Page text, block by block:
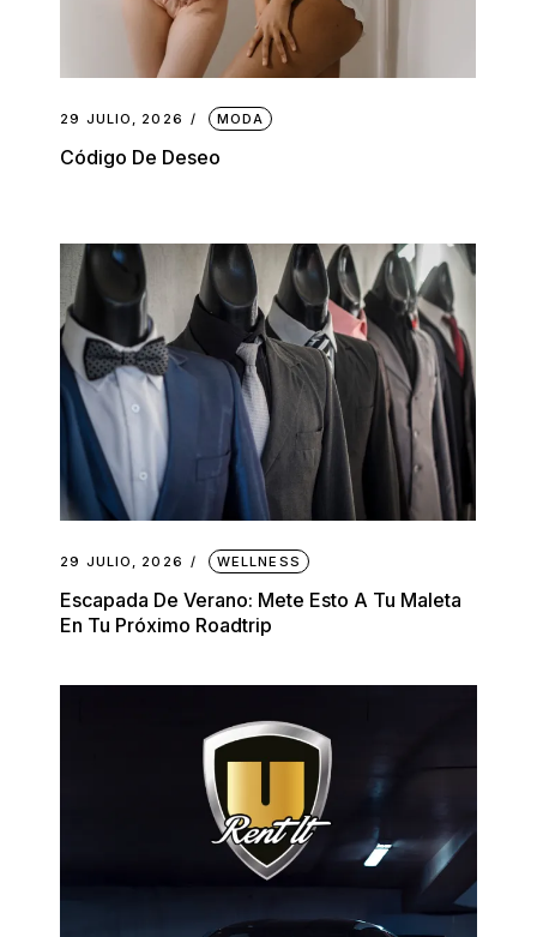
29 JULIO, 2026 MODA
Código De Deseo
29 JULIO, 2026 WELLNESS
Escapada De Verano: Mete Esto A Tu Maleta
En Tu Próximo Roadtrip